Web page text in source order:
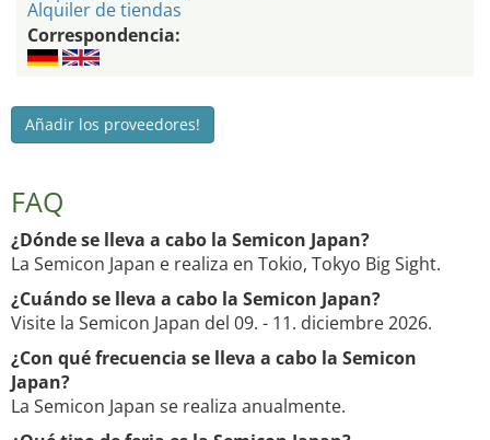
Alquiler de tiendas
Correspondencia:
Añadir los proveedores!
FAQ
¿Dónde se lleva a cabo la Semicon Japan?
La Semicon Japan e realiza en Tokio, Tokyo Big Sight.
¿Cuándo se lleva a cabo la Semicon Japan?
Visite la Semicon Japan del 09. - 11. diciembre 2026.
¿Con qué frecuencia se lleva a cabo la Semicon
Japan?
La Semicon Japan se realiza anualmente.